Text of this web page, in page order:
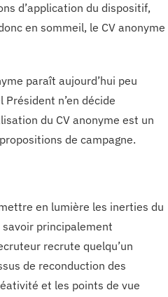
d’application du dispositif,
en sommeil, le CV anonyme
paraît aujourd’hui peu
Président n’en décide
du CV anonyme est un
de campagne.
en lumière les inerties du
principalement
recrute quelqu’un
de reconduction des
et les points de vue